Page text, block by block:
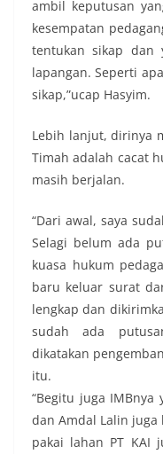
ambil keputusan
kesempatan
tentukan sikap dan
lapangan. Seperti
sikap,”ucap Hasyim.
Lebih lanjut, dirinya
Timah adalah cacat
masih berjalan.
“Dari awal, saya
Selagi belum ada
kuasa hukum
baru keluar surat
lengkap dan
sudah ada
dikatakan
itu.
“Begitu juga
dan Amdal Lalin juga
pakai lahan PT KAI